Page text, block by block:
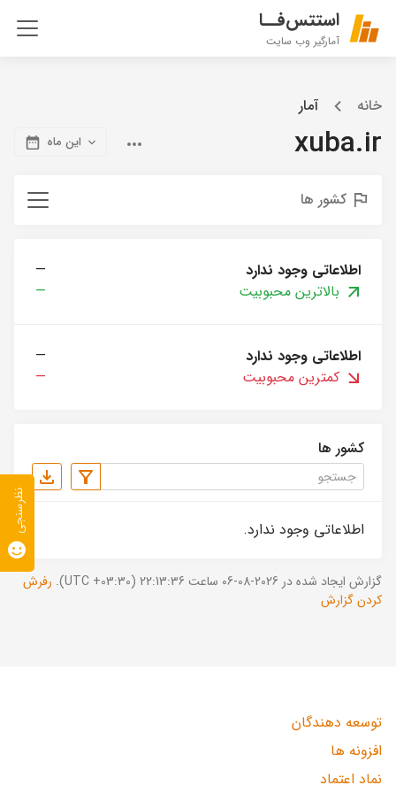
استتس‌فــا
آمارگیر وب سایت
خانه آمار
xuba.ir این ماه
کشور ها
اطلاعاتی وجود ندارد
—
بالاترین محبوبیت
—
اطلاعاتی وجود ندارد
—
کمترین محبوبیت
—
کشور ها
اطلاعاتی وجود ندارد.
گزارش ایجاد شده در 2026-08-06 ساعت 22:13:36 (UTC +03:30).
رفرش
کردن گزارش
توسعه دهندگان
افزونه ها
نماد اعتماد
نظرسنجی